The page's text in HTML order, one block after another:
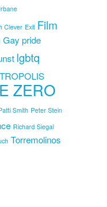
Clever Exit Film
Gay pride
lgbtq
ZERO
Smith Peter Stein
Richard Siegal
Torremolinos